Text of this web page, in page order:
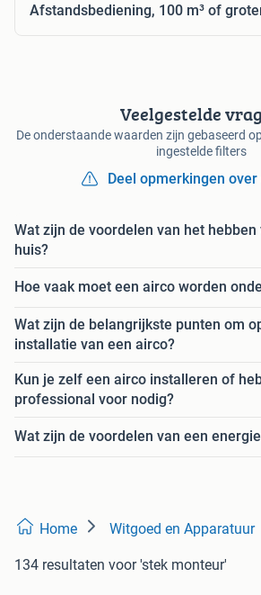
Afstandsbediening, 100 m³ of
Veelgestelde
De onderstaande waarden zijn gebaseerd
ingestelde filters
Deel opmerkingen over
Wat zijn de voordelen van het
huis?
Hoe vaak moet een airco worden
Wat zijn de belangrijkste punten om
installatie van een airco?
Kun je zelf een airco installeren of
professional voor nodig?
Wat zijn de voordelen van een
Home Witgoed en Apparatuur
134 resultaten voor 'stek monteur'